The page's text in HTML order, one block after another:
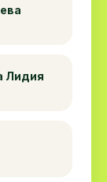
Лидия